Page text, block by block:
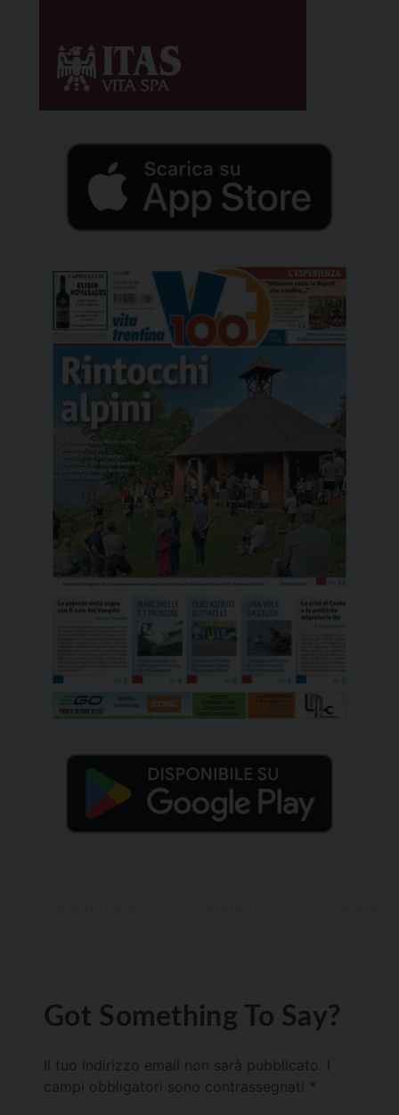
Got Something To Say?
Il tuo indirizzo email non sarà pubblicato.
campi obbligatori sono contrassegnati *